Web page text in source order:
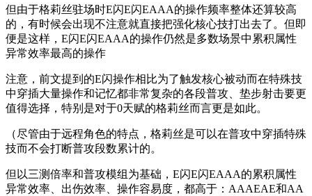
但由于格莉丝驻场时E闪E闪EAAA的操作频率整体还算较高
的，有时候会出现不注意就直接把强化核心技打出去了。但即
便是这样，E闪E闪EAAA的操作仍然是多数场景中累积属性
异常效率最高的操作
注意，前文提到的E闪操作相比为了触发核心被动而在特殊技
中穿插大量操作和记忆都非常复杂的各段普攻、垫步射击要更
值得选择，特别是对于0天赋的格莉丝而言更是如此。
（尽管由于远程角色的特点，格莉丝是可以在普攻中穿插特殊
技而不会打断普攻段数累计的。
但以三测倍率和普攻模组为基础，E闪E闪EAAA的累积属性
异常效率、出伤效率、操作容易度，都高于：AAAEAE和AA